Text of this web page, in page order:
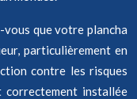
vous que votre plancha
particulièrement en
contre les risques
correctement installée